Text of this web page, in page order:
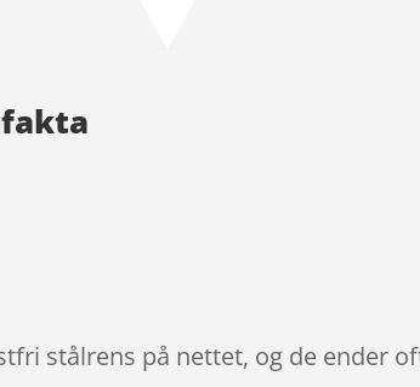
stålrens på nettet, og de ender